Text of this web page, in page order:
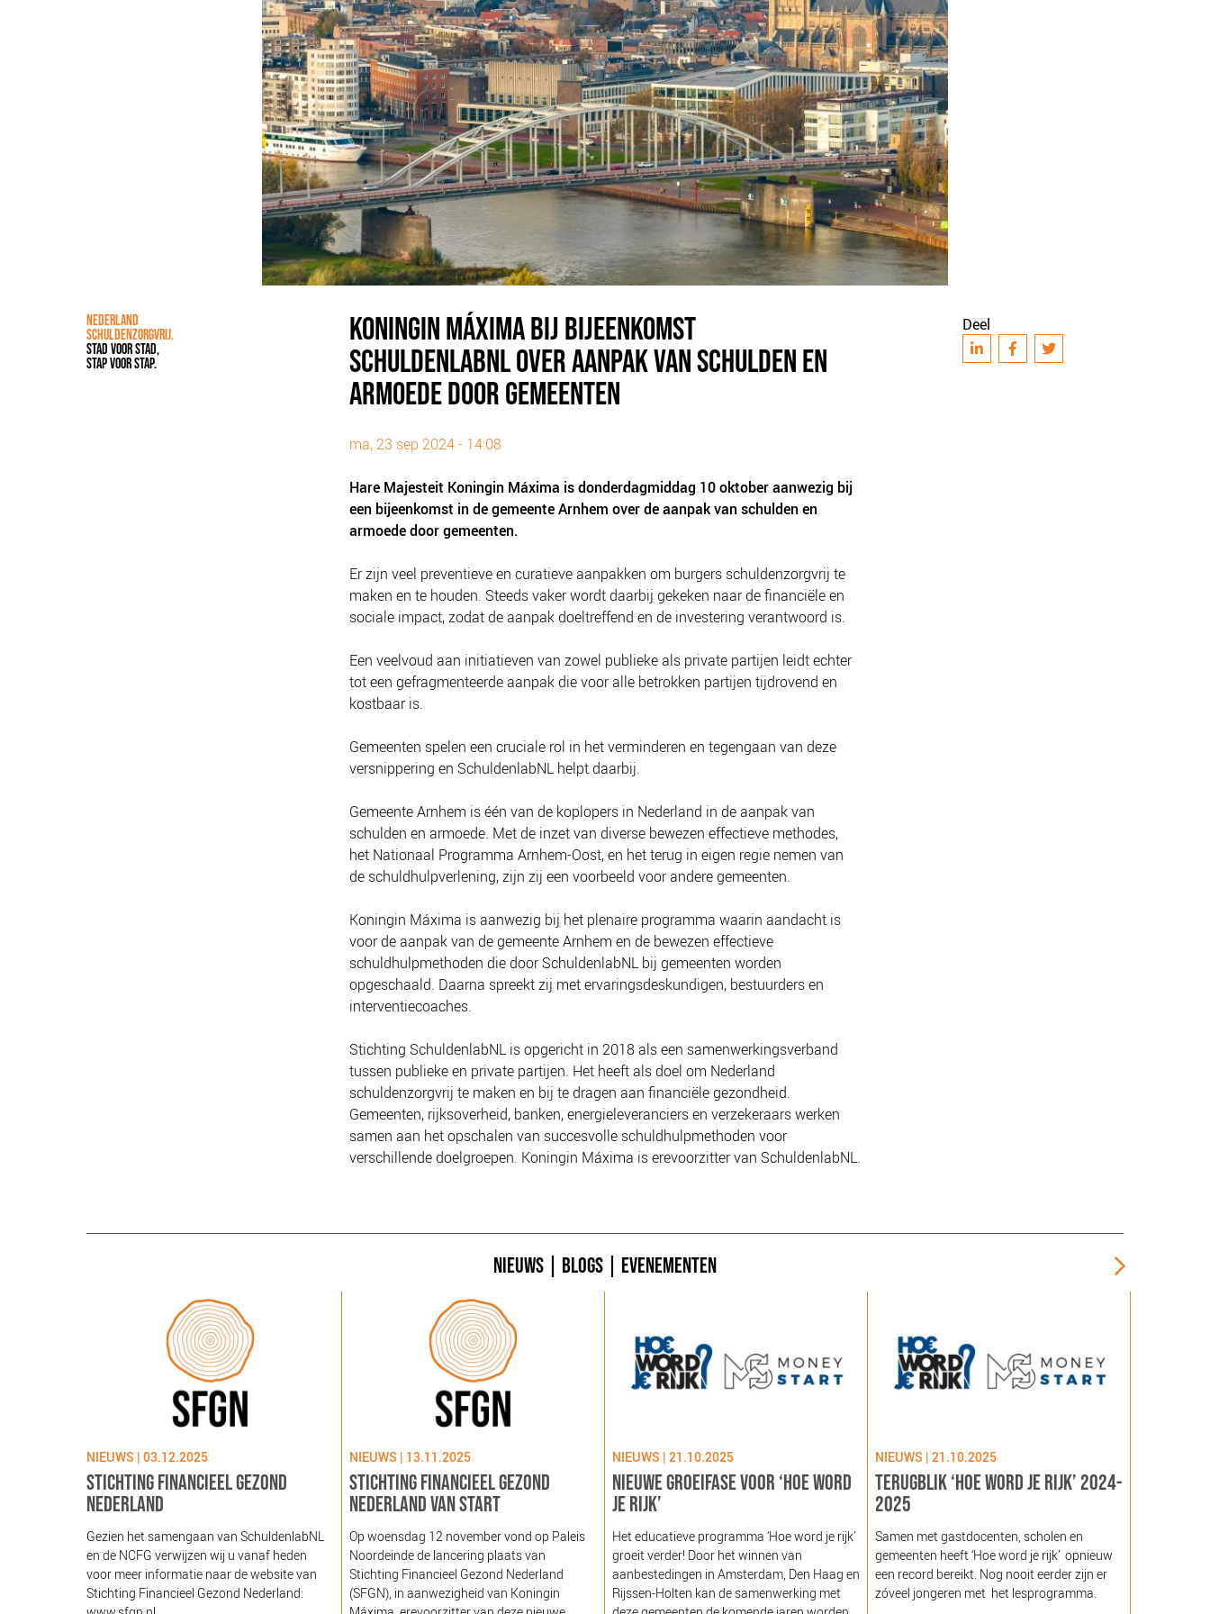
NEDERLAND
SCHULDENZORGVRIJ.
STAD VOOR STAD,
STAP VOOR STAP.
KONINGIN MÁXIMA BIJ BIJEENKOMST
SCHULDENLABNL OVER AANPAK VAN SCHULDEN EN
ARMOEDE DOOR GEMEENTEN
ma, 23 sep 2024 - 14:08
Hare Majesteit Koningin Máxima is donderdagmiddag 10 oktober aanwezig bij
een bijeenkomst in de gemeente Arnhem over de aanpak van schulden en
armoede door gemeenten.
Er zijn veel preventieve en curatieve aanpakken om burgers schuldenzorgvrij te
maken en te houden. Steeds vaker wordt daarbij gekeken naar de financiële en
sociale impact, zodat de aanpak doeltreffend en de investering verantwoord is.
Een veelvoud aan initiatieven van zowel publieke als private partijen leidt echter
tot een gefragmenteerde aanpak die voor alle betrokken partijen tijdrovend en
kostbaar is.
Gemeenten spelen een cruciale rol in het verminderen en tegengaan van deze
versnippering en SchuldenlabNL helpt daarbij.
Gemeente Arnhem is één van de koplopers in Nederland in de aanpak van
schulden en armoede. Met de inzet van diverse bewezen effectieve methodes,
het Nationaal Programma Arnhem-Oost, en het terug in eigen regie nemen van
de schuldhulpverlening, zijn zij een voorbeeld voor andere gemeenten.
Koningin Máxima is aanwezig bij het plenaire programma waarin aandacht is
voor de aanpak van de gemeente Arnhem en de bewezen effectieve
schuldhulpmethoden die door SchuldenlabNL bij gemeenten worden
opgeschaald. Daarna spreekt zij met ervaringsdeskundigen, bestuurders en
interventiecoaches.
Stichting SchuldenlabNL is opgericht in 2018 als een samenwerkingsverband
tussen publieke en private partijen. Het heeft als doel om Nederland
schuldenzorgvrij te maken en bij te dragen aan financiële gezondheid.
Gemeenten, rijksoverheid, banken, energieleveranciers en verzekeraars werken
samen aan het opschalen van succesvolle schuldhulpmethoden voor
verschillende doelgroepen. Koningin Máxima is erevoorzitter van SchuldenlabNL.
Deel
NIEUWS BLOGS EVENEMENTEN
NIEUWS | 03.12.2025
STICHTING FINANCIEEL GEZOND
NEDERLAND
Gezien het samengaan van SchuldenlabNL
en de NCFG verwijzen wij u vanaf heden
voor meer informatie naar de website van
Stichting Financieel Gezond Nederland:
NIEUWS | 13.11.2025
STICHTING FINANCIEEL GEZOND
NEDERLAND VAN START
Op woensdag 12 november vond op Paleis
Noordeinde de lancering plaats van
Stichting Financieel Gezond Nederland
(SFGN), in aanwezigheid van Koningin
NIEUWS | 21.10.2025
NIEUWE GROEIFASE VOOR ‘HOE WORD
JE RIJK’
Het educatieve programma ‘Hoe word je rijk’
groeit verder! Door het winnen van
aanbestedingen in Amsterdam, Den Haag en
Rijssen-Holten kan de samenwerking met
NIEUWS | 21.10.2025
TERUGBLIK ‘HOE WORD JE RIJK’ 2024-
2025
Samen met gastdocenten, scholen en
gemeenten heeft ‘Hoe word je rijk’ opnieuw
een record bereikt. Nog nooit eerder zijn er
zóveel jongeren met het lesprogramma.